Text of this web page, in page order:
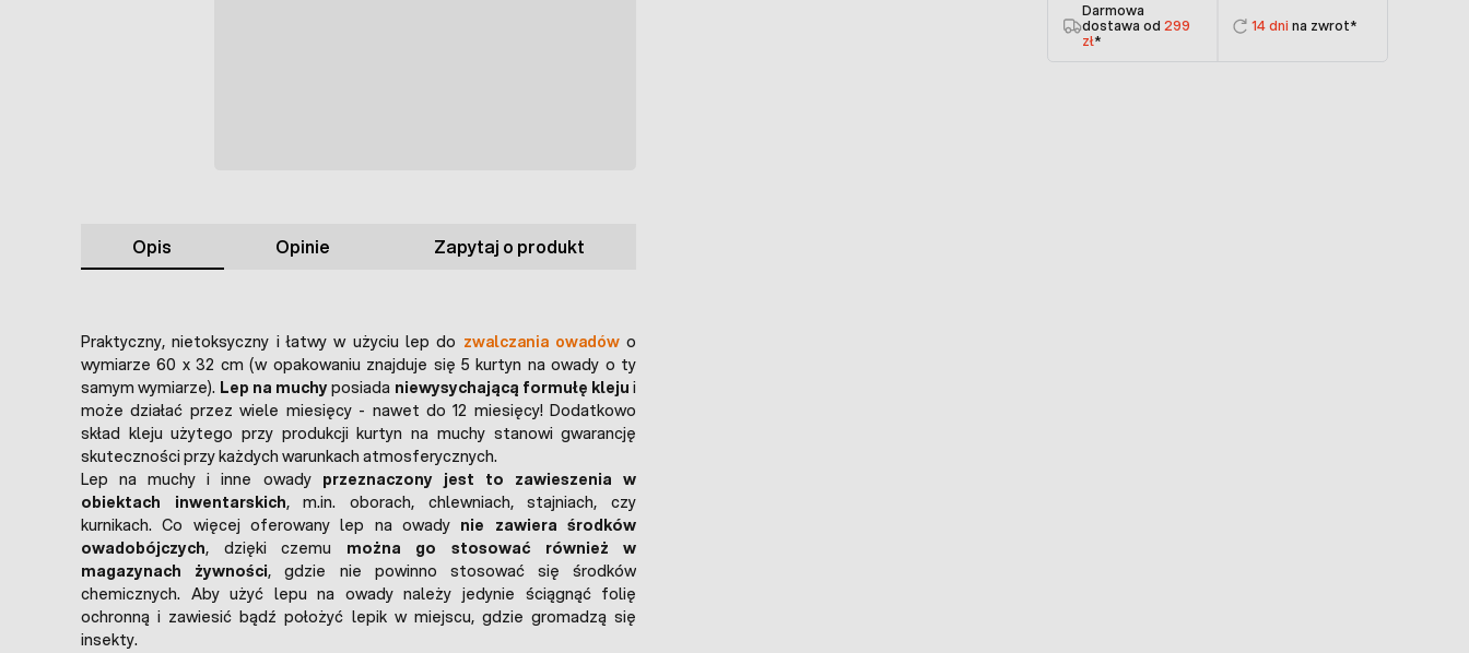
Darmowa
dostawa od 299
zł*
14 dni na zwrot*
Opis Opinie Zapytaj o produkt
Praktyczny, nietoksyczny i łatwy w użyciu lep do zwalczania owadówo
wymiarze 60 x 32 cm (w opakowaniu znajduje się 5 kurtyn na owady o ty
samym wymiarze). Lep na muchyposiada niewysychającą formułę kleju i
może działać przez wiele miesięcy - nawet do 12 miesięcy! Dodatkowo
skład kleju użytego przy produkcji kurtyn na muchy stanowi gwarancję
skuteczności przy każdych warunkach atmosferycznych.
Lep na muchy i inne owady przeznaczony jest to zawieszenia w
obiektach inwentarskich, m.in. oborach, chlewniach, stajniach, czy
kurnikach. Co więcej oferowany lep na owady nie zawiera środków
owadobójczych, dzięki czemu można go stosować również w
magazynach żywności, gdzie nie powinno stosować się środków
chemicznych. Aby użyć lepu na owady należy jedynie ściągnąć folię
ochronną i zawiesić bądź położyć lepik w miejscu, gdzie gromadzą się
insekty.